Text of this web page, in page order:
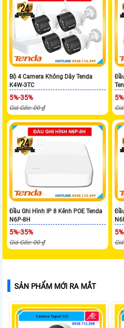
Bộ 4 Camera Không Dây Tenda
K4W-3TC
5%-35%
Giá Gốc: 00 ₫
Đầu Ghi Hình IP 8 Kênh POE Tenda
N6P-8H
5%-35%
Giá Gốc: 00 ₫
SẢN PHẨM MỚI RA MẮT